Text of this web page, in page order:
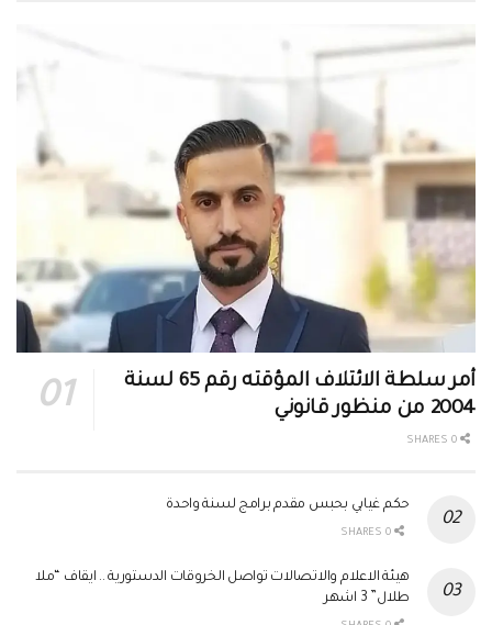
أمر سلطة الائتلاف المؤقته رقم 65 لسنة
2004 من منظور قانوني
حكم غيابي بحبس مقدم برامج لسنة واحدة
هيئة الاعلام والاتصالات تواصل الخروقات الدستورية .. ايقاف “ملا
طلال” 3 اشهر